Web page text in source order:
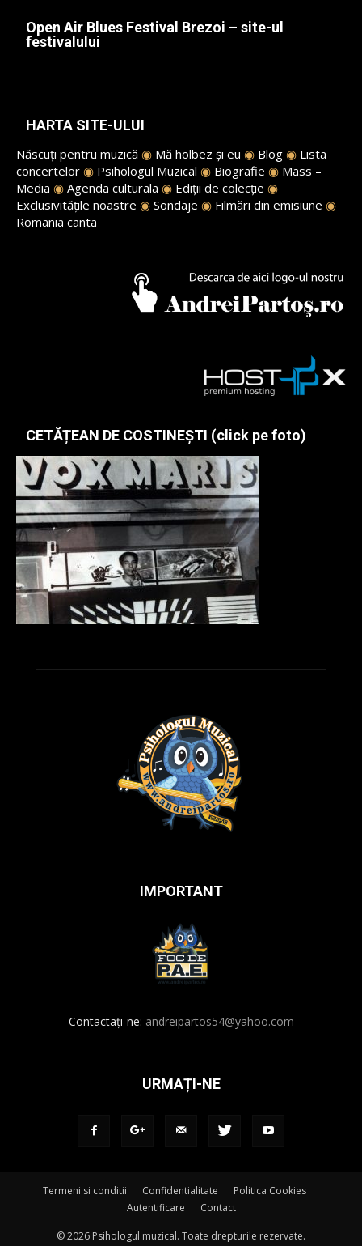
Open Air Blues Festival Brezoi – site-ul
festivalului
HARTA SITE-ULUI
Născuți pentru muzică ◉ Mă holbez și eu ◉ Blog ◉ Lista
concertelor ◉ Psihologul Muzical ◉ Biografie ◉ Mass –
Media ◉ Agenda culturala ◉ Ediții de colecție ◉
Exclusivitățile noastre ◉ Sondaje ◉ Filmări din emisiune ◉
Romania canta
CETĂȚEAN DE COSTINEȘTI (click pe foto)
IMPORTANT
Contactați-ne: andreipartos54@yahoo.com
URMAȚI-NE
Termeni si conditii Confidentialitate
Politica Cookies
Autentificare
Contact
© 2026 Psihologul muzical. Toate drepturile rezervate.